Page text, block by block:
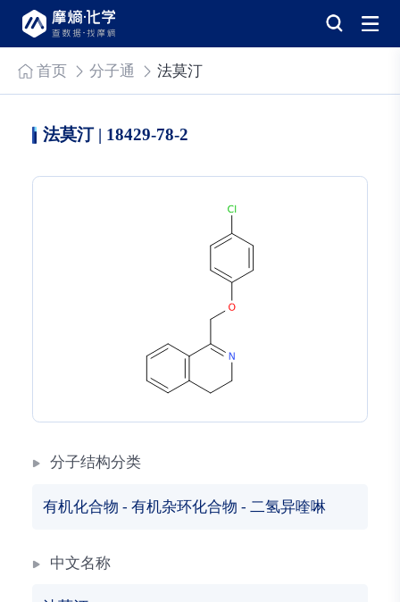
首页 分子通 法莫汀
法莫汀 | 18429-78-2
分子结构分类
有机化合物 - 有机杂环化合物 - 二氢异喹啉
中文名称